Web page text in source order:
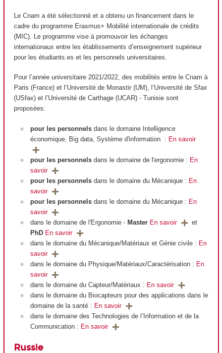
Le Cnam a été sélectionné et a obtenu un financement dans le
cadre du programme Erasmus+ Mobilité internationale de crédits
(MIC). Le programme vise à promouvoir les échanges
internationaux entre les établissements d’enseignement supérieur
pour les étudiants.es et les personnels universitaires.
Pour l’année universitaire 2021/2022, des mobilités entre le Cnam à
Paris (France) et l’Université de Monastir (UM), l’Université de Sfax
(USfax) et l’Université de Carthage (UCAR) - Tunisie sont
proposées:
pour les personnelsdans le domaine Intelligence
économique, Big data, Système d'information : En savoir
pour les personnelsdans le domaine de l'ergonomie : En
savoir
pour les personnelsdans le domaine du Mécanique : En
savoir
pour les personnelsdans le domaine du Mécanique : En
savoir
dans le domaine de l'Ergonomie - Master En savoir
et
PhD En savoir
dans le domaine du Mécanique/Matériaux et Génie civile : En
savoir
dans le domaine du Physique/Matériaux/Caractérisation : En
savoir
dans le domaine du Capteur/Matériaux : En savoir
dans le domaine du Biocapteurs pour des applications dans le
domaine de la santé : En savoir
dans le domaine des Technologies de l’Information et de la
Communication : En savoir
Russie